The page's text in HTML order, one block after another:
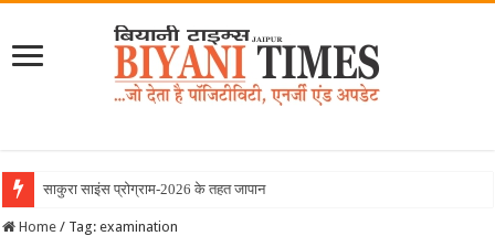
साकुरा साइंस प्रोग्राम-2026 के तहत जापान रवा
Home / Tag:examination